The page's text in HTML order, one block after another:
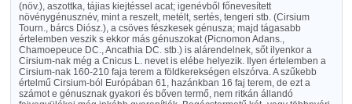
(növ.), aszottka, tájias kiejtéssel acat; igenévből főnevesített
növénygénusznév, mint a reszelt, metélt, sertés, tengeri stb. (Cirsium
Tourn., bárcs Diósz.), a csöves fészkesek génusza; majd tágasabb
értelemben veszik s ekkor más génuszokat (Picnomon Adans.,
Chamoepeuce DC., Ancathia DC. stb.) is alárendelnek, sőt ilyenkor a
Cirsium-nak még a Cnicus L. nevet is elébe helyezik. Ilyen értelemben a
Cirsium-nak 160-210 faja terem a földkerekségen elszórva. A szűkebb
értelmű Cirsium-ból Európában 61, hazánkban 16 faj terem, de ezt a
számot e génusznak gyakori és bőven termő, nem ritkán állandó